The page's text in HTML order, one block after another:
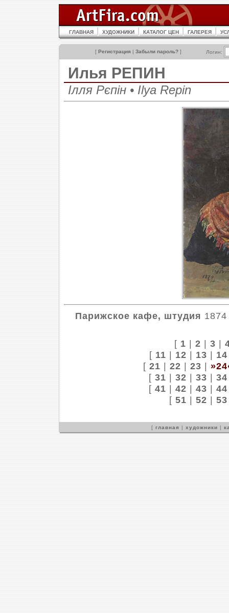
ГЛАВНАЯ ХУДОЖНИКИ КАТАЛОГ ЦЕН ГАЛЕРЕЯ
[ Регистрация | Забыли пароль? ] Логин:
Илья РЕПИН
Ілля Рєпін • Ilya Repin
Парижское кафе, штудия
[ 1 | 2 | 3 |
[ 11 | 12 | 13 | 14
[ 21 | 22 | 23 |
[ 31 | 32 | 33 | 34
[ 41 | 42 | 43 | 44
[ 51 | 52 | 53
[ главная | художники |